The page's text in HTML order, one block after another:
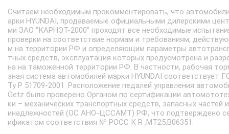
Считаем необходимым прокомментировать, что
арки HYUNDAI, продаваемые официальными дилерскими
ми ЗАО “КАРНЭТ-2000″ проходят все необходимые
проверки на соответствие нормам и требованиям,
м на территории РФ и определяющим параметры
тных средств, эксплуатация которых предусмотрена и
на на таможенной территории РФ. В частности, рабочая
зная система автомобилей марки HYUNDAI соответствует
Ту Р 51709-2001. Расположение педалей управления
Getz было проверено Органом по сертификации
ки – механических транспортных средств, запасных частей
инадлежностей (ОС АНО-ЦССАМТ) РФ, что подтверждено
ификатом соответствия № РОСС К R .МТ25.В06351.